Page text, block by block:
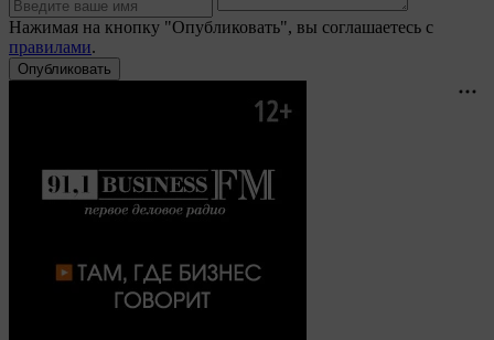
Нажимая на кнопку "Опубликовать", вы соглашаетесь с
правилами.